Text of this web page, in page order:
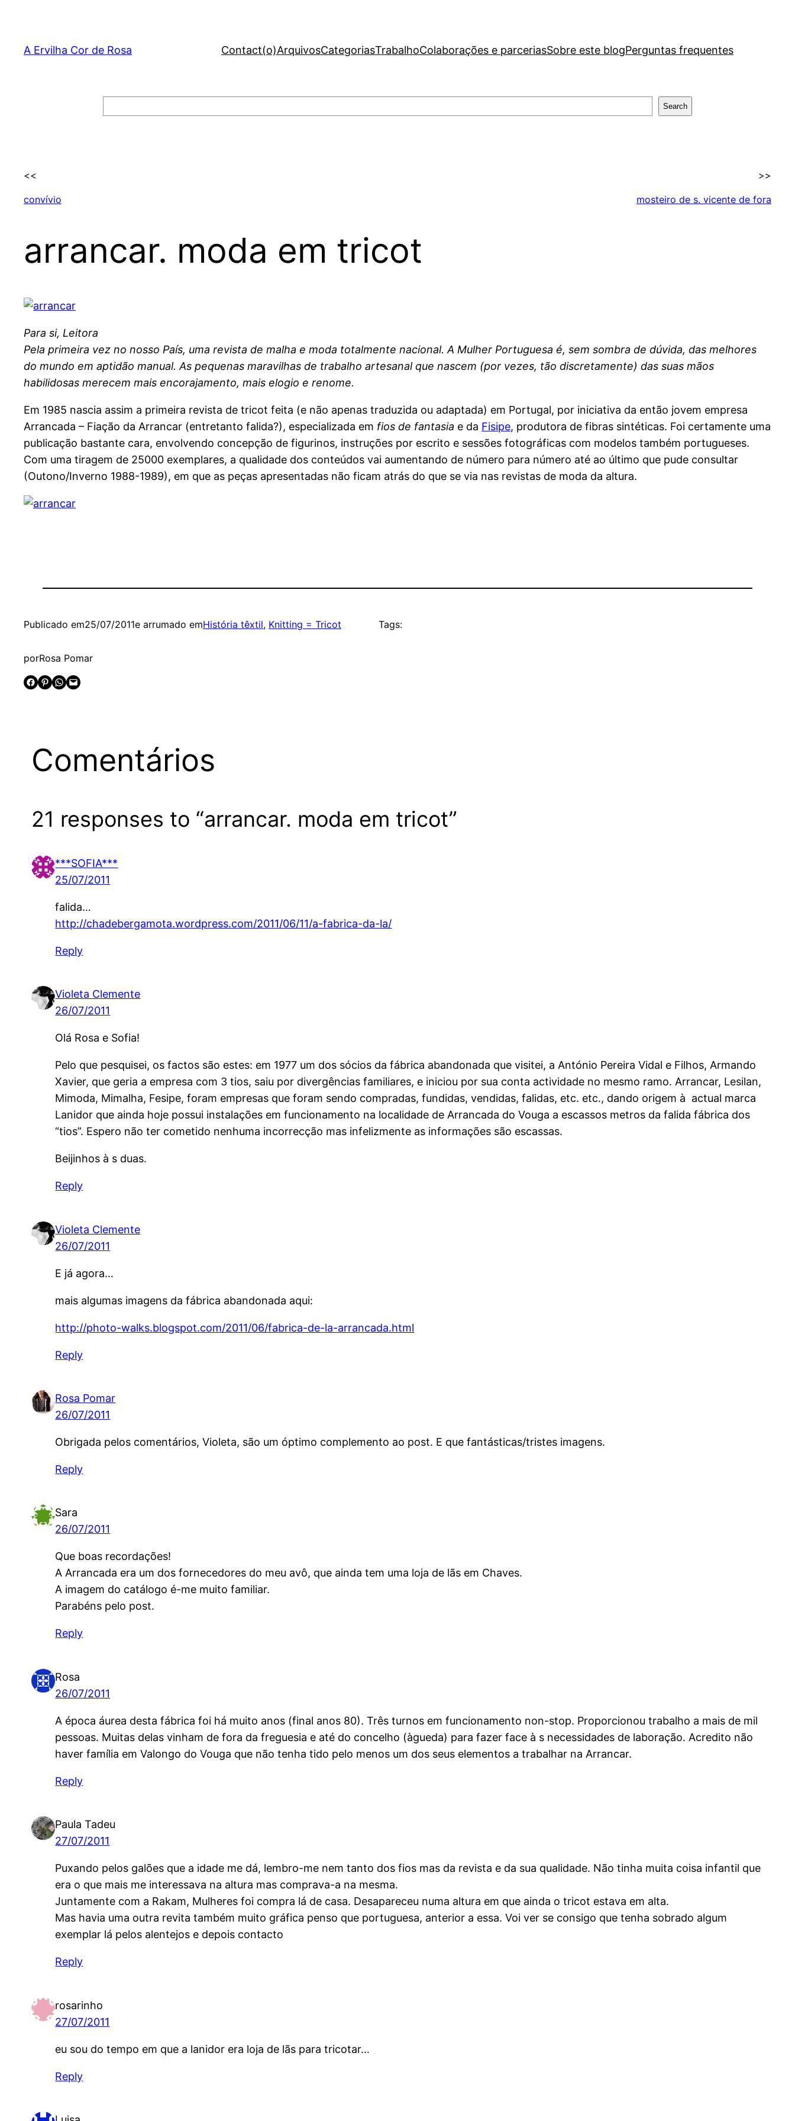
content
A Ervilha Cor de Rosa Contact(o)ArquivosCategoriasTrabalhoColaborações e parceriasSobre este blogPerguntas frequentes
Search
<<
convívio
>>
mosteiro de s. vicente de fora
arrancar. moda em tricot
Para si, Leitora
Pela primeira vez no nosso País, uma revista de malha e moda totalmente nacional. A Mulher Portuguesa é, sem sombra de dúvida, das melhores
do mundo em aptidão manual. As pequenas maravilhas de trabalho artesanal que nascem (por vezes, tão discretamente) das suas mãos
habilidosas merecem mais encorajamento, mais elogio e renome.
Em 1985 nascia assim a primeira revista de tricot feita (e não apenas traduzida ou adaptada) em Portugal, por iniciativa da então jovem empresa
Arrancada – Fiação da Arrancar (entretanto falida?), especializada em fios de fantasia e da Fisipe, produtora de fibras sintéticas. Foi certamente uma
publicação bastante cara, envolvendo concepção de figurinos, instruções por escrito e sessões fotográficas com modelos também portugueses.
Com uma tiragem de 25000 exemplares, a qualidade dos conteúdos vai aumentando de número para número até ao último que pude consultar
(Outono/Inverno 1988-1989), em que as peças apresentadas não ficam atrás do que se via nas revistas de moda da altura.
Publicado em25/07/2011e arrumado emHistória têxtil, Knitting = Tricot
porRosa Pomar
Share on Facebook
Share on Pinterest Share on WhatsApp Email this Page
Tags:
Comentários
21 responses to “arrancar. moda em tricot”
***SOFIA***
25/07/2011
falida…
http://chadebergamota.wordpress.com/2011/06/11/a-fabrica-da-la/
Reply
Violeta Clemente
26/07/2011
Olá Rosa e Sofia!
Pelo que pesquisei, os factos são estes: em 1977 um dos sócios da fábrica abandonada que visitei, a António Pereira Vidal e Filhos, Armando
Xavier, que geria a empresa com 3 tios, saiu por divergências familiares, e iniciou por sua conta actividade no mesmo ramo. Arrancar, Lesilan,
Mimoda, Mimalha, Fesipe, foram empresas que foram sendo compradas, fundidas, vendidas, falidas, etc. etc., dando origem à actual marca
Lanidor que ainda hoje possui instalações em funcionamento na localidade de Arrancada do Vouga a escassos metros da falida fábrica dos
“tios”. Espero não ter cometido nenhuma incorrecção mas infelizmente as informações são escassas.
Beijinhos à s duas.
Reply
Violeta Clemente
26/07/2011
E já agora…
mais algumas imagens da fábrica abandonada aqui:
http://photo-walks.blogspot.com/2011/06/fabrica-de-la-arrancada.html
Reply
Rosa Pomar
26/07/2011
Obrigada pelos comentários, Violeta, são um óptimo complemento ao post. E que fantásticas/tristes imagens.
Reply
Sara
26/07/2011
Que boas recordações!
A Arrancada era um dos fornecedores do meu avô, que ainda tem uma loja de lãs em Chaves.
A imagem do catálogo é-me muito familiar.
Parabéns pelo post.
Reply
Rosa
26/07/2011
A época áurea desta fábrica foi há muito anos (final anos 80). Três turnos em funcionamento non-stop. Proporcionou trabalho a mais de mil
pessoas. Muitas delas vinham de fora da freguesia e até do concelho (àgueda) para fazer face à s necessidades de laboração. Acredito não
haver família em Valongo do Vouga que não tenha tido pelo menos um dos seus elementos a trabalhar na Arrancar.
Reply
Paula Tadeu
27/07/2011
Puxando pelos galões que a idade me dá, lembro-me nem tanto dos fios mas da revista e da sua qualidade. Não tinha muita coisa infantil que
era o que mais me interessava na altura mas comprava-a na mesma.
Juntamente com a Rakam, Mulheres foi compra lá de casa. Desapareceu numa altura em que ainda o tricot estava em alta.
Mas havia uma outra revita também muito gráfica penso que portuguesa, anterior a essa. Voi ver se consigo que tenha sobrado algum
exemplar lá pelos alentejos e depois contacto
Reply
rosarinho
27/07/2011
eu sou do tempo em que a lanidor era loja de lãs para tricotar…
Reply